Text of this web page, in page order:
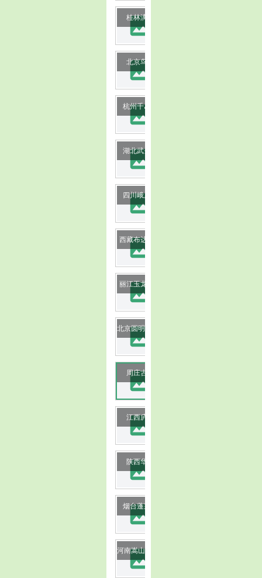
image
桂林漓江
image
北京鸟巢
image
杭州千岛湖
image
湖北武当山
image
四川峨眉山
image
西藏布达拉宫
image
丽江玉龙雪山
image
image
周庄古镇
image
江西庐山
image
陕西华山
image
烟台蓬莱阁
image